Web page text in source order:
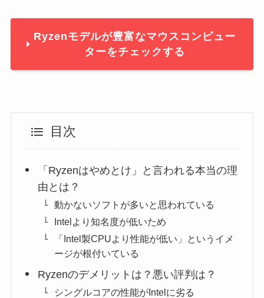
Ryzenモデルが豊富なマウスコンピュー
ターをチェックする
目次
「Ryzenはやめとけ」と言われる本当の理
由とは？
動かないソフトが多いと思われている
Intelより知名度が低いため
「Intel製CPUより性能が低い」というイメ
ージが根付いている
Ryzenのデメリットは？悪い評判は？
シングルコアの性能がIntelに劣る